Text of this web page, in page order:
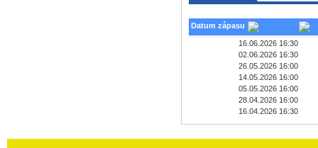
Datum zápasu
16.06.2026 16:30
02.06.2026 16:30
26.05.2026 16:00
14.05.2026 16:00
05.05.2026 16:00
28.04.2026 16:00
16.04.2026 16:30